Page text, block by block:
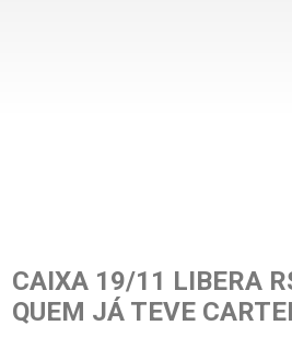
CAIXA 19/11 LIBERA
QUEM JÁ TEVE